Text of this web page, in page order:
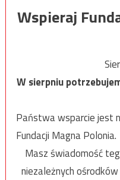
Wspieraj
W sierpniu
Państwa wsparcie jest
Fundacji Magna Polonia.
Masz świadomość
niezależnych